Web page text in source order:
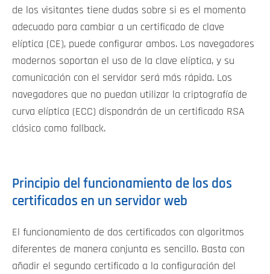
de los visitantes tiene dudas sobre si es el momento
adecuado para cambiar a un certificado de clave
elíptica (CE), puede configurar ambos. Los navegadores
modernos soportan el uso de la clave elíptica, y su
comunicación con el servidor será más rápida. Los
navegadores que no puedan utilizar la criptografía de
curva elíptica (ECC) dispondrán de un certificado RSA
clásico como fallback.
Principio del funcionamiento de los dos
certificados en un servidor web
El funcionamiento de dos certificados con algoritmos
diferentes de manera conjunta es sencillo. Basta con
añadir el segundo certificado a la configuración del